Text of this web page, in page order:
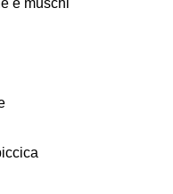
e muschi